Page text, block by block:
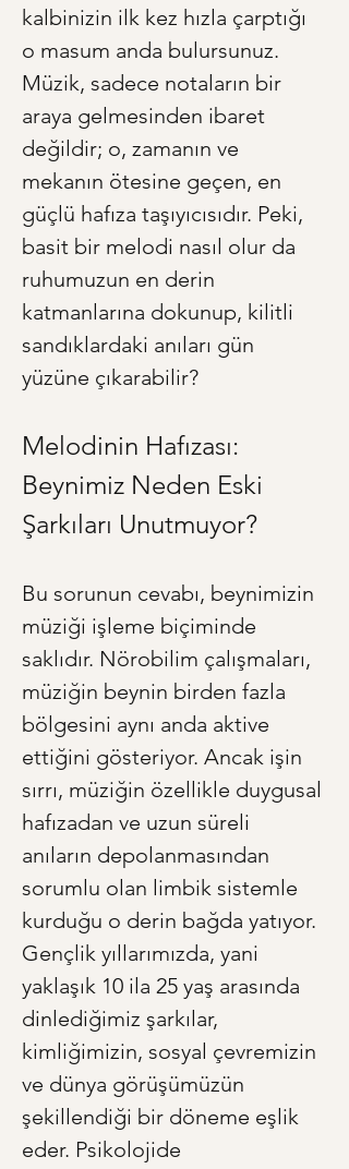
kalbinizin ilk kez hızla çarptığı
o masum anda bulursunuz.
Müzik, sadece notaların bir
araya gelmesinden ibaret
değildir; o, zamanın ve
mekanın ötesine geçen, en
güçlü hafıza taşıyıcısıdır. Peki,
basit bir melodi nasıl olur da
ruhumuzun en derin
katmanlarına dokunup, kilitli
sandıklardaki anıları gün
yüzüne çıkarabilir?
Melodinin Hafızası:
Beynimiz Neden Eski
Şarkıları Unutmuyor?
Bu sorunun cevabı, beynimizin
müziği işleme biçiminde
saklıdır. Nörobilim çalışmaları,
müziğin beynin birden fazla
bölgesini aynı anda aktive
ettiğini gösteriyor. Ancak işin
sırrı, müziğin özellikle duygusal
hafızadan ve uzun süreli
anıların depolanmasından
sorumlu olan limbik sistemle
kurduğu o derin bağda yatıyor.
Gençlik yıllarımızda, yani
yaklaşık 10 ila 25 yaş arasında
dinlediğimiz şarkılar,
kimliğimizin, sosyal çevremizin
ve dünya görüşümüzün
şekillendiği bir döneme eşlik
eder. Psikolojide